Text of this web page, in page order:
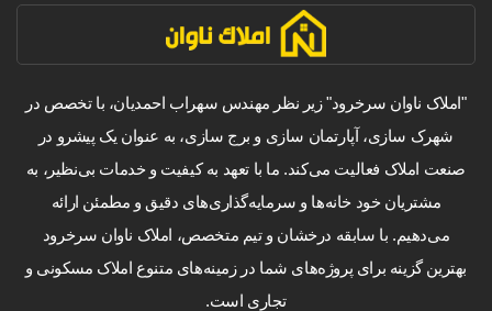
"املاک ناوان سرخرود" زیر نظر مهندس سهراب احمدیان، با تخصص در
شهرک سازی، آپارتمان سازی و برج سازی، به عنوان یک پیشرو در
صنعت املاک فعالیت می‌کند. ما با تعهد به کیفیت و خدمات بی‌نظیر، به
مشتریان خود خانه‌ها و سرمایه‌گذاری‌های دقیق و مطمئن ارائه
می‌دهیم. با سابقه درخشان و تیم متخصص، املاک ناوان سرخرود
بهترین گزینه برای پروژه‌های شما در زمینه‌های متنوع املاک مسکونی و
تجاری است.